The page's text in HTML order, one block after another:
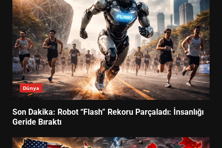
Dünya
Son Dakika: Robot “Flash” Rekoru Parçaladı: İnsanlığı
Geride Bıraktı